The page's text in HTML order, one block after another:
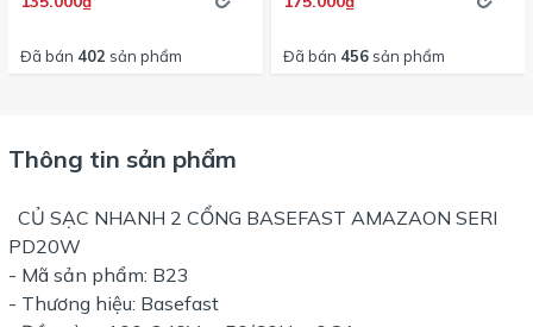
Đã bán 402 sản phẩm Đã bán 456sản phẩm
Thông tin sản phẩm
CỦ SẠC NHANH 2 CỔNG BASEFAST AMAZAON SERI
PD20W
- Mã sản phẩm: B23
- Thương hiệu: Basefast